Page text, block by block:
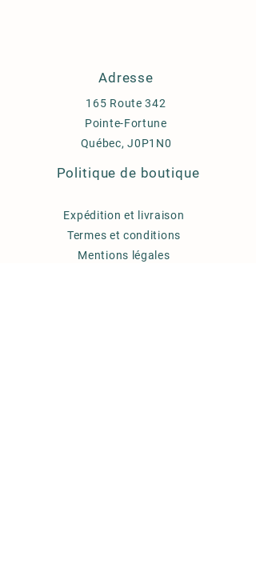
📅 Disponible dès maintenant
Adresse
165 Route 342
Pointe-Fortune
Québec, J0P1N0
Politique de boutique
Expédition et livraison
Termes et conditions
Mentions légales